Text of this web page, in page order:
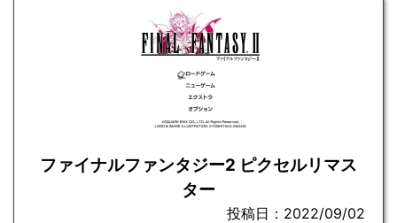
ファイナルファンタジー2 ピクセルリマス
ター
投稿日：2022/09/02